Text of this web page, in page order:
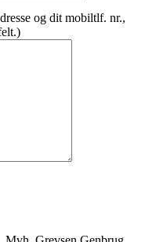
og dit mobiltlf. nr.,